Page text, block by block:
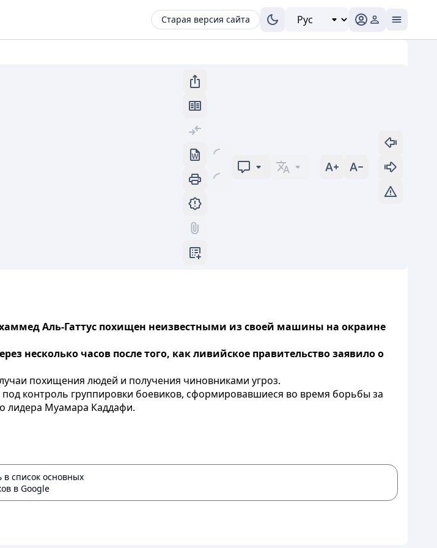
Старая версия сайта
Аль-Гаттус похищен неизвестными из своей машины на окраине
несколько часов после того, как ливийское правительство заявило о
похищения людей и получения чиновниками угроз.
под контроль группировки боевиков, сформировавшиеся во время борьбы за
лидера Муамара Каддафи.
в список основных
в Google